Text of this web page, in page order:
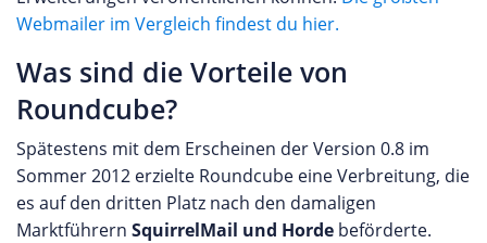
Webmailer im Vergleich findest du hier.
Was sind die Vorteile von
Roundcube?
Spätestens mit dem Erscheinen der Version 0.8 im
Sommer 2012 erzielte Roundcube eine Verbreitung, die
es auf den dritten Platz nach den damaligen
Marktführern SquirrelMail und Horde beförderte.